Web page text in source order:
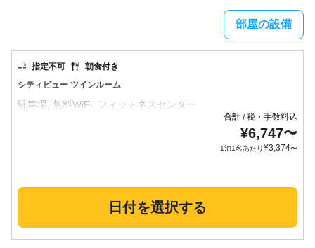
部屋の設備
シティビュー ツインルーム
指定不可 朝食付き
合計/税・手数料込
¥6,747〜
1泊1名あたり¥3,374〜
日付を選択する